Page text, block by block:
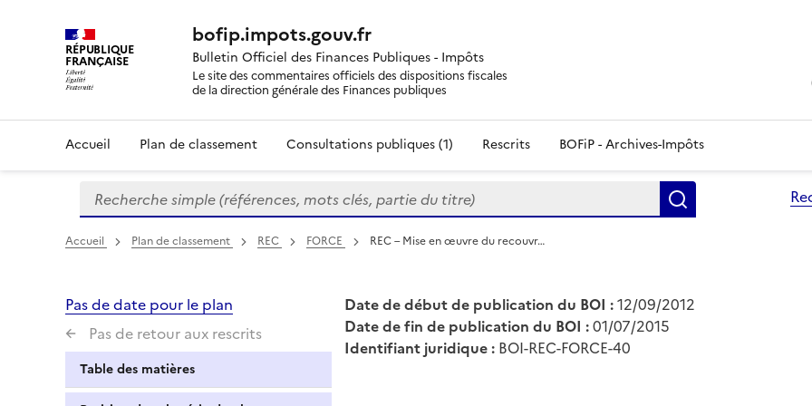
RÉPUBLIQUE
FRANÇAISE
bofip.impots.gouv.fr
Bulletin Officiel des Finances Publiques - Impôts
Le site des commentaires officiels des dispositions fiscales
de la direction générale des Finances publiques
Accueil Plan de classement Consultations publiques (1) Rescrits BOFiP - Archives-Impôts
Formulaire
de
recherche
Recherche simple (références, mots clés, partie du titre)
Accueil Plan de classement REC FORCE REC – Mise en œuvre du recouvr…
Pas de date pour le plan
Pas de retour aux rescrits
Table des matières
Date de début de publication du BOI :12/09/2012
Date de fin de publication du BOI :01/07/2015
Identifiant juridique : BOI-REC-FORCE-40